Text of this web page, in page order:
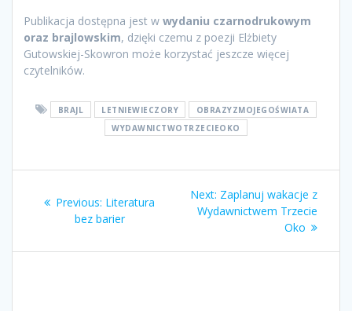
Publikacja dostępna jest w wydaniu czarnodrukowym
oraz brajlowskim, dzięki czemu z poezji Elżbiety
Gutowskiej-Skowron może korzystać jeszcze więcej
czytelników.
BRAJL LETNIEWIECZORY
OBRAZYZMOJEGOŚWIATA
WYDAWNICTWOTRZECIEOKO
wpisu
Previous: Previous
post:
Literatura
bez barier
Next: Next
post:
Zaplanuj wakacje z
Wydawnictwem Trzecie
Oko